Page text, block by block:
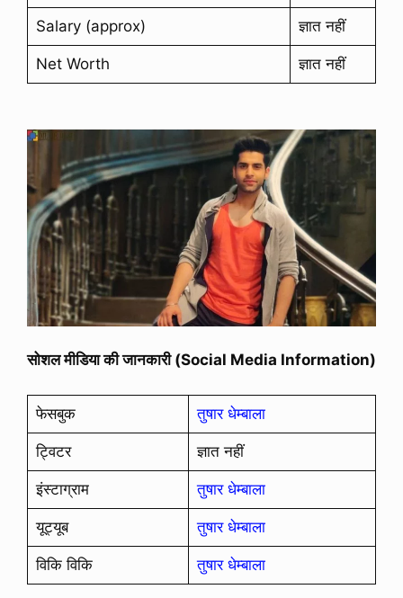
Salary (approx) ज्ञात नहीं
Net Worth ज्ञात नहीं
सोशल मीडिया की जानकारी (Social Media Information)
फेसबुक तुषार धेम्बाला
ट्विटर ज्ञात नहीं
इंस्टाग्राम तुषार धेम्बाला
यूट्यूब तुषार धेम्बाला
विकि विकि तुषार धेम्बाला